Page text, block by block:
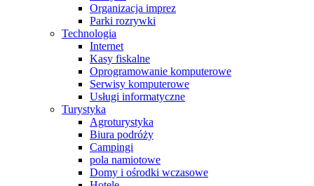
Organizacja imprez
Parki rozrywki
Technologia
Internet
Kasy fiskalne
Oprogramowanie komputerowe
Serwisy komputerowe
Usługi informatyczne
Turystyka
Agroturystyka
Biura podróży
Campingi
pola namiotowe
Domy i ośrodki wczasowe